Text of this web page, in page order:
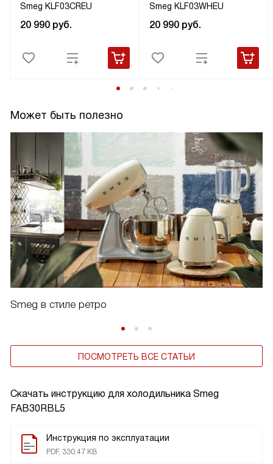
Скачать инструкцию для холодильника Smeg
FAB30RBL5
Инструкция по эксплуатации
PDF, 330.47 KB
Smeg KLF03CREU
20 990 руб.
Smeg KLF03WHEU
20 990 руб.
Может быть полезно
Smeg в стиле ретро
ПОСМОТРЕТЬ ВСЕ СТАТЬИ